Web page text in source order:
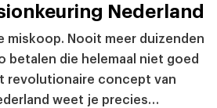
Nederland
miskoop. Nooit meer duizenden
betalen die helemaal niet goed
revolutionaire concept van
weet je precies…